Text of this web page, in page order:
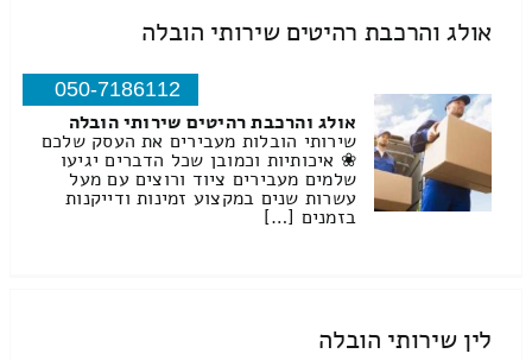
אולג והרכבת רהיטים שירותי הובלה
050-7186112
אולג והרכבת רהיטים שירותי הובלה
שירותי הובלות מעבירים את העסק שלכם
❀ איכותיות וכמובן שכל הדברים יגיעו
שלמים מעבירים ציוד ורוצים עם מעל
עשרות שנים במקצוע זמינות ודייקנות
בזמנים […]
לין שירותי הובלה